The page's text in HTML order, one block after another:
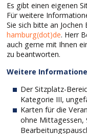
Es gibt einen eigenen
Für weitere
Sie sich bitte an
hamburg(dot)de. Herr
auch gerne mit Ihnen
zu beantworten.
Weitere
Der Sitzplatz-
Kategorie III,
Karten für die
ohne Mittagessen,